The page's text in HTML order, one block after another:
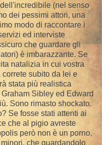
(nel senso
dei pessimi attori, una
modo di raccontare i
ed interviste
che guardare gli
è imbarazzante. Se
natalizia in cui vostra
subito da lei e
stata più realistica
Sibley ed Edward
Sono rimasto shockato.
Se fosse stati attenti ai
che al pigio avreste
però non è un porno,
che guardandolo